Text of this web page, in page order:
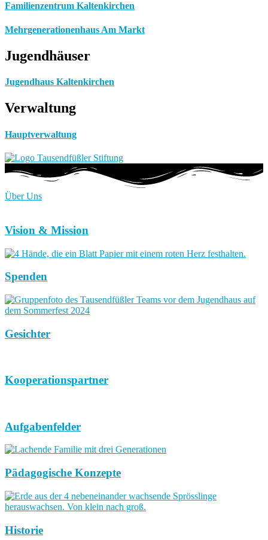
Familienzentrum Kaltenkirchen
Mehrgenerationenhaus Am Markt
Jugendhäuser
Jugendhaus Kaltenkirchen
Verwaltung
Hauptverwaltung
Über Uns
Vision & Mission
Spenden
Gesichter
Kooperationspartner
Aufgabenfelder
Pädagogische Konzepte
Historie